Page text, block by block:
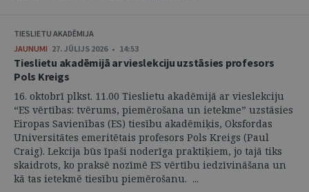
TIESLIETU AKADĒMIJA
JAUNUMI 27. JŪLIJS 2026 • 14:53
Tieslietu akadēmijā ar vieslekciju uzstāsies profesors
Pols Kreigs
16. oktobrī plkst. 11.00 Tieslietu akadēmijā ar vieslekciju
“ES vērtības: tvērums, piemērošana un ietekme” uzstāsies
Eiropas Savienības (ES) tiesību akadēmiķis, Oksfordas
Universitātes emeritētais profesors Pols Kreigs (Paul
Craig). Lekcija būs īpaši noderīga praktiķiem, jo tajā tiks
skaidrots, ko praksē nozīmē ES vērtību iedzīvināšana un
kā tas ietekmē tiesību piemērošanu. ...